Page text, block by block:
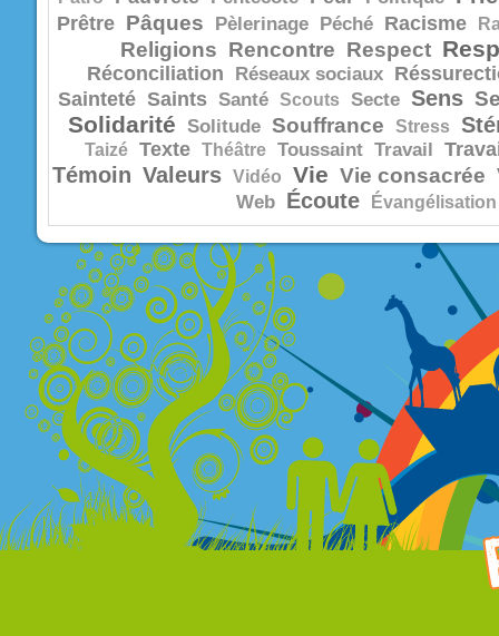
Prêtre Pâques Pèlerinage Péché Racisme
Religions Rencontre Respect
Réconciliation Réseaux sociaux
Sainteté Saints Santé Scouts Secte Sens
Solidarité Solitude Souffrance Stress
Taizé Texte Théâtre Toussaint Travail
Témoin Valeurs Vidéo Vie Vie consacrée
Web Écoute Évangélisation